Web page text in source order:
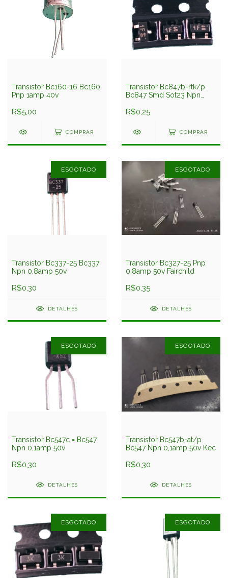
Transistor Bc160-16 Bc160
Pnp 1amp 40v
R$5,00
COMPRAR
Transistor Bc847b-rtk/p
Bc847 Smd Sot23 Npn
R$0,25
COMPRAR
ESGOTADO
Transistor Bc337-25 Bc337
Npn 0,8amp 50v
R$0,30
DETALHES
ESGOTADO
Transistor Bc327-25 Pnp
0,8amp 50v Fairchild
R$0,35
DETALHES
ESGOTADO
Transistor Bc547c = Bc547
Npn 0,1amp 50v
R$0,30
DETALHES
ESGOTADO
Transistor Bc547b-at/p
Bc547 Npn 0,1amp 50v Kec
R$0,30
DETALHES
ESGOTADO ESGOTADO